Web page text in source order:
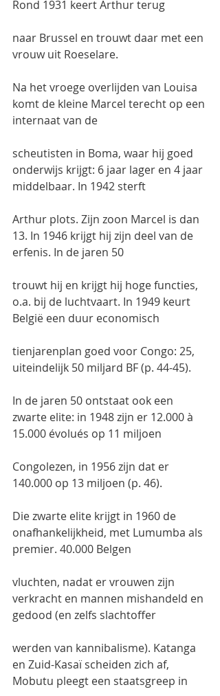
Rond 1931 keert Arthur terug
naar Brussel en trouwt daar met een
vrouw uit Roeselare.
Na het vroege overlijden van Louisa
komt de kleine Marcel terecht op een
internaat van de
scheutisten in Boma, waar hij goed
onderwijs krijgt: 6 jaar lager en 4 jaar
middelbaar. In 1942 sterft
Arthur plots. Zijn zoon Marcel is dan
13. In 1946 krijgt hij zijn deel van de
erfenis. In de jaren 50
trouwt hij en krijgt hij hoge functies,
o.a. bij de luchtvaart. In 1949 keurt
België een duur economisch
tienjarenplan goed voor Congo: 25,
uiteindelijk 50 miljard BF (p. 44-45).
In de jaren 50 ontstaat ook een
zwarte elite: in 1948 zijn er 12.000 à
15.000 évolués op 11 miljoen
Congolezen, in 1956 zijn dat er
140.000 op 13 miljoen (p. 46).
Die zwarte elite krijgt in 1960 de
onafhankelijkheid, met Lumumba als
premier. 40.000 Belgen
vluchten, nadat er vrouwen zijn
verkracht en mannen mishandeld en
gedood (en zelfs slachtoffer
werden van kannibalisme). Katanga
en Zuid-Kasaï scheiden zich af,
Mobutu pleegt een staatsgreep in